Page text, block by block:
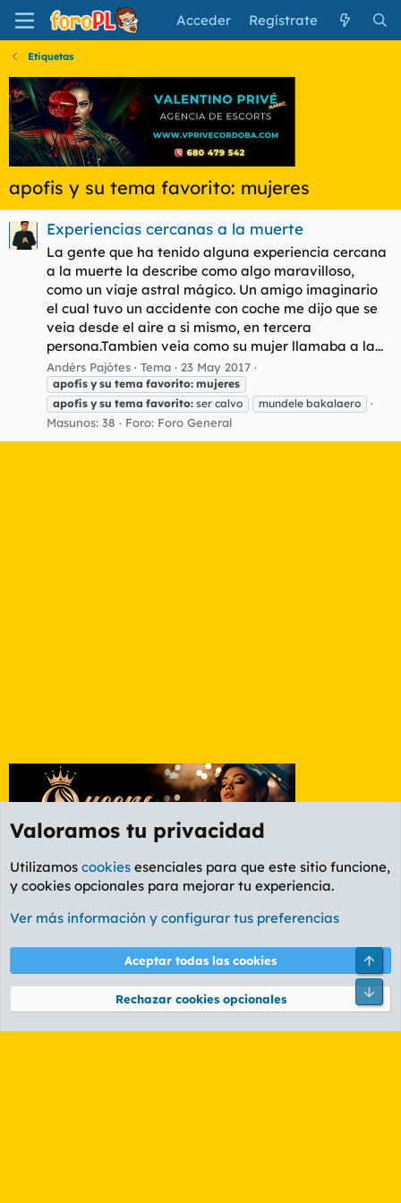
Acceder Regístrate
Etiquetas
apofis y su tema favorito: mujeres
Experiencias cercanas a la muerte
La gente que ha tenido alguna experiencia cercana
a la muerte la describe como algo maravilloso,
como un viaje astral mágico. Un amigo imaginario
el cual tuvo un accidente con coche me dijo que se
veia desde el aire a si mismo, en tercera
persona.Tambien veia como su mujer llamaba a la...
Andérs Pajótes Tema 23 May 2017
apofis y su tema favorito: mujeres
apofis y su tema favorito: ser calvo mundele bakalaero
Masunos: 38 Foro: Foro General
Etiquetas
Cookies
PL OLDSTYLE AMARILLO
Términos y reglas Política de privacidad Ayuda
Community platform by XenForo® © 2010-2026 XenForo Ltd.
Valoramos tu privacidad
Utilizamos cookies esenciales para que este sitio funcione,
y cookies opcionales para mejorar tu experiencia.
Ver más información y configurar tus preferencias
Aceptar todas las cookies
Rechazar cookies opcionales
Pie